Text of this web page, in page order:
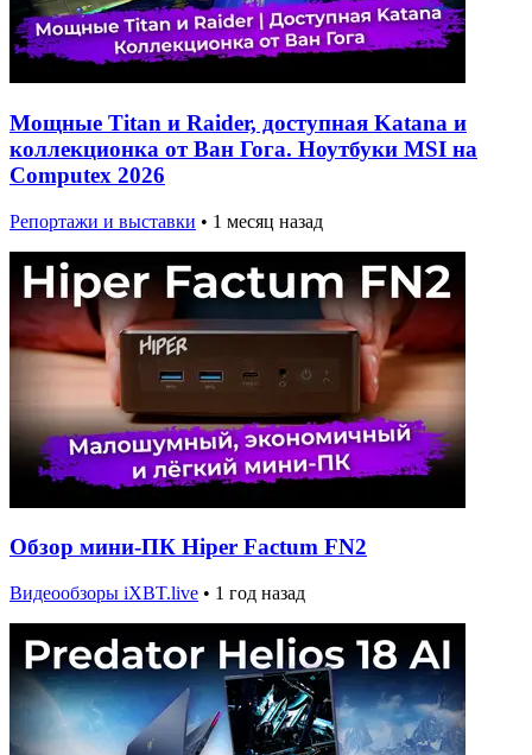
Мощные Titan и Raider, доступная Katana и
коллекционка от Ван Гога. Ноутбуки MSI на
Computex 2026
Репортажи и выставки • 1 месяц назад
Обзор мини-ПК Hiper Factum FN2
Видеообзоры iXBT.live • 1 год назад